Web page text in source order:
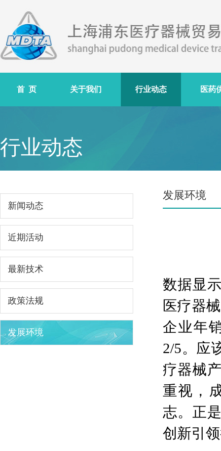
首 页 关于我们 行业动态 医药
行业动态
新闻动态
近期活动
最新技术
政策法规
发展环境
发展环境
数据显
医疗器
企业年
2/5。应
疗器械
重视，
志。正
创新引